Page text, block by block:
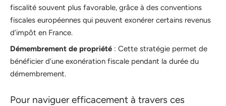
fiscalité souvent plus favorable, grâce à des conventions
fiscales européennes qui peuvent exonérer certains revenus
d’impôt en France.
Démembrement de propriété : Cette stratégie permet de
bénéficier d’une exonération fiscale pendant la durée du
démembrement.
Pour naviguer efficacement à travers ces